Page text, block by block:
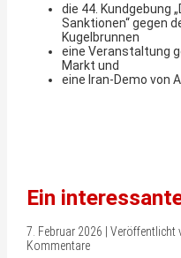
die 44. Kundgebung
Sanktionen“ gegen
Kugelbrunnen
eine Veranstaltung
Markt und
eine Iran-Demo von
Ein
7. Februar 2026 | Veröffentlicht
Kommentare